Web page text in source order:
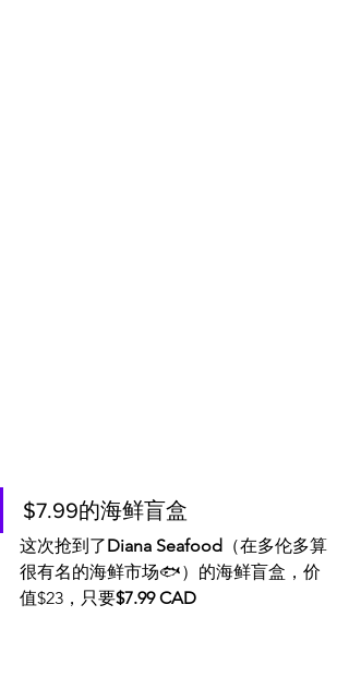
$7.99的海鲜盲盒
这次抢到了Diana Seafood （在多伦多算
很有名的海鲜市场🐟）的海鲜盲盒，价
值$23，只要$7.99 CAD